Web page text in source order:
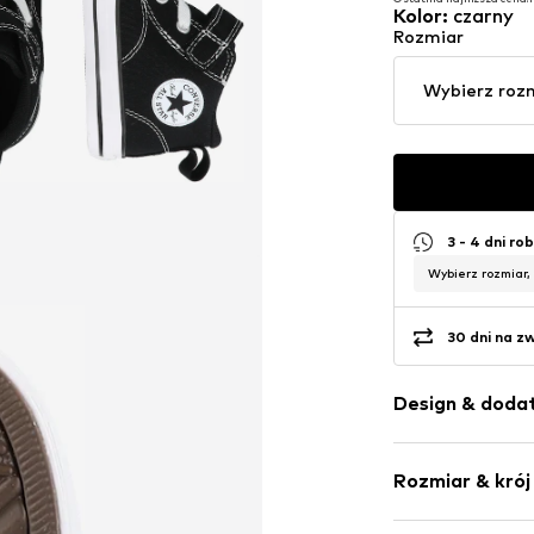
Ostatnia najniższa cena:
Kolor: czarny
Rozmiar
Wybierz
3 - 4 dni
Wybierz
30 dni na
Design &
Zaokrąglony
Sznurowanie
Rozmiar & krój